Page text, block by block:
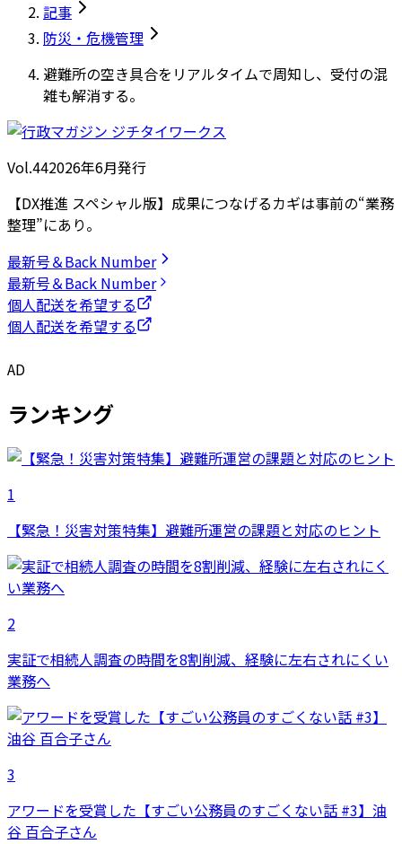
記事
防災・危機管理
避難所の空き具合をリアルタイムで周知し、受付の混
雑も解消する。
Vol.442026年6月発行
【DX推進 スペシャル版】成果につなげるカギは事前の“業務
整理”にあり。
最新号＆Back Number
最新号＆Back Number
個人配送を希望する
個人配送を希望する
AD
ランキング
1
【緊急！災害対策特集】避難所運営の課題と対応のヒント
2
実証で相続人調査の時間を8割削減、経験に左右されにくい
業務へ
3
アワードを受賞した【すごい公務員のすごくない話 #3】油
谷 百合子さん